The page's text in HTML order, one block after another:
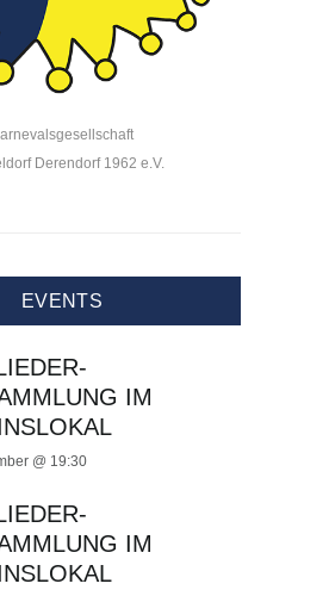
Derendorf 1962 e.V.
EVENTS
IM
@ 19:30
IM